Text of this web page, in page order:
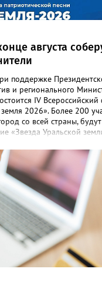
августа
поддержке
и регионального
IV Всероссийский
2026». Более 200
со всей страны, будут
«Звезда Уральской
мастер-классы от
победителей
- сообщает
будет свободным.
26 финалистов из
Курганской,
автономного
Приглашённой
организатор
патриотического
лауреат премии в
участник